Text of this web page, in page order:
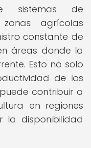
sistemas de
agrícolas
constante de
áreas donde la
Esto no solo
de los
contribuir a
en regiones
la disponibilidad